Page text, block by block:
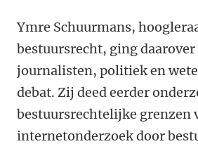
Ymre Schuurmans,
bestuursrecht, ging
journalisten, politiek en
debat. Zij deed eerder
bestuursrechtelijke grenzen
internetonderzoek door